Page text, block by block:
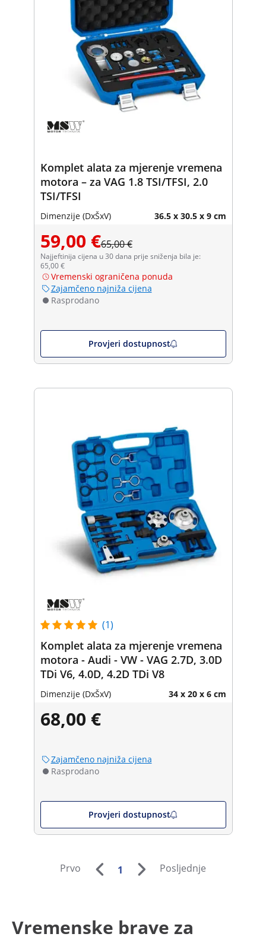
Komplet alata za mjerenje vremena
motora – za VAG 1.8 TSI/TFSI, 2.0
TSI/TFSI
Dimenzije (DxŠxV) 36.5 x 30.5 x 9 cm
59,00 €65,00 €
Najjeftinija cijena u 30 dana prije sniženja bila je:
65,00 €
Vremenski ograničena ponuda
Zajamčeno najniža cijena
Rasprodano
Provjeri dostupnost
(1)
Komplet alata za mjerenje vremena
motora - Audi - VW - VAG 2.7D, 3.0D
TDi V6, 4.0D, 4.2D TDi V8
Dimenzije (DxŠxV) 34 x 20 x 6 cm
68,00 €
Zajamčeno najniža cijena
Rasprodano
Provjeri dostupnost
Prvo 1 Posljednje
Vremenske brave za